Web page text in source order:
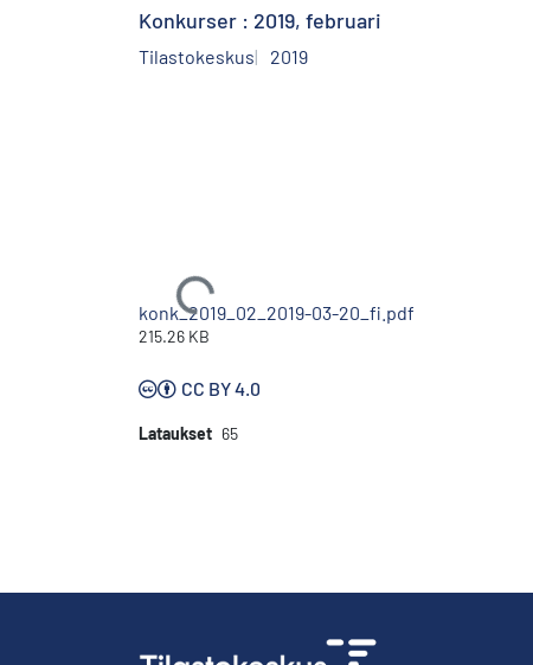
Konkurser : 2019, februari
Tilastokeskus 2019
Ladataan...
konk_2019_02_2019-03-20_fi.pdf
215.26 KB
CC BY 4.0
Lataukset 65